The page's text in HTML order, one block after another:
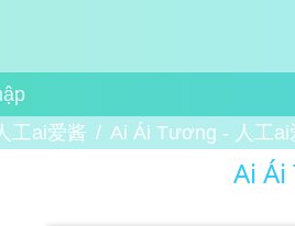
工ai爱酱 Ai Ái Tương - 人工ai
Ai